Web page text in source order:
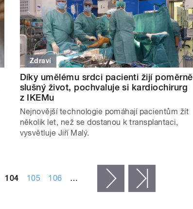
Zdraví
Díky umělému srdci pacienti žijí poměrně
slušný život, pochvaluje si kardiochirurg
z IKEMu
Nejnovější technologie pomáhají pacientům žít
několik let, než se dostanou k transplantaci,
vysvětluje Jiří Malý.
104 105 106 … následující ›